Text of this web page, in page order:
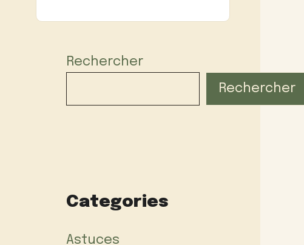
Rechercher
Rechercher
Categories
Astuces